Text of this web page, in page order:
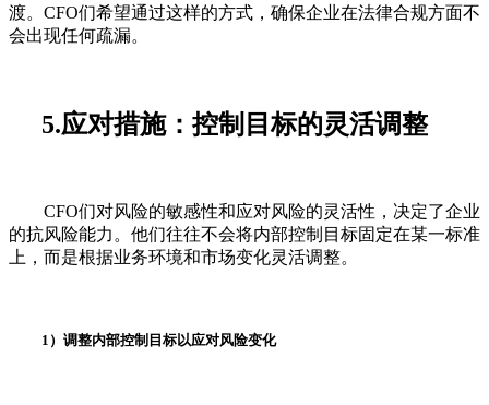
渡。CFO们希望通过这样的方式，确保企业在法律合规方面不
会出现任何疏漏。
5.应对措施：控制目标的灵活调整
CFO们对风险的敏感性和应对风险的灵活性，决定了企业
的抗风险能力。他们往往不会将内部控制目标固定在某一标准
上，而是根据业务环境和市场变化灵活调整。
1）调整内部控制目标以应对风险变化